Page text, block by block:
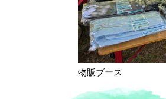
物販ブース